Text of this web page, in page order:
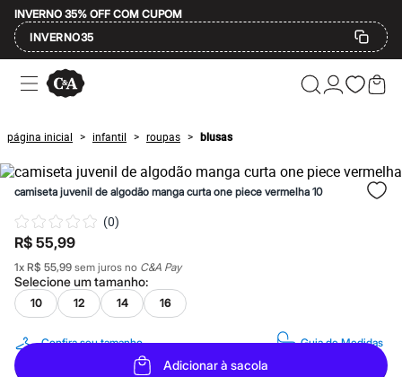
INVERNO 35% OFF COM CUPOM
INVERNO35
Ofertas
Compre por Departamento
Masculino
Infantil
Calçados
Mindse7
Plus Size
Até 20% off
Até 40% off
Até 60% off
A partir de 60% off
Feminino
Em alta
Inverno
Alfaiataria
Novidades
Roupas
Blusas e Camisetas
página inicial > infantil > roupas > blusas
camiseta juvenil de algodão manga curta one piece vermelha 10
(0)
R$ 55,99
1x R$ 55,99 sem juros no C&A Pay
Selecione umtamanho:
10 12 14 16
Confira seu tamanho Guia de Medidas
Adicionar à sacola